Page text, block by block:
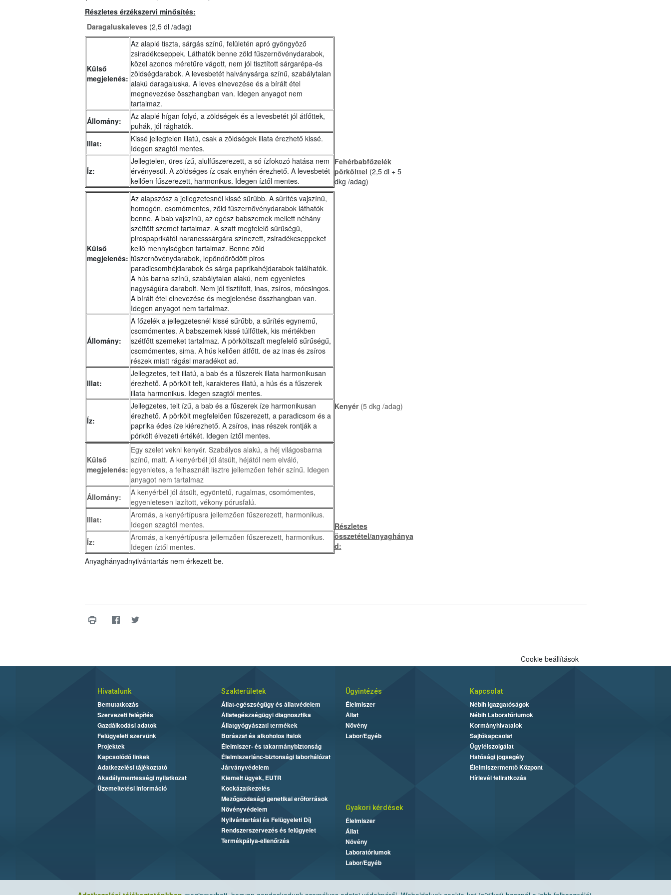
Részletes érzékszervi minősítés:
Daragaluskaleves (2,5 dl /adag)
Külső
megjelenés:
Az alaplé tiszta, sárgás színű, felületén apró gyöngyöző
zsiradékcseppek. Láthatók benne zöld fűszernövénydarabok,
közel azonos méretűre vágott, nem jól tisztított sárgarépa-és
zöldségdarabok. A levesbetét halványsárga színű, szabálytalan
alakú daragaluska. A leves elnevezése és a bírált étel
megnevezése összhangban van. Idegen anyagot nem
tartalmaz.
Állomány:
Az alaplé hígan folyó, a zöldségek és a levesbetét jól átfőttek,
puhák, jól rághatók.
Illat:
Kissé jellegtelen illatú, csak a zöldségek illata érezhető kissé.
Idegen szagtól mentes.
Íz:
Jellegtelen, üres ízű, alulfűszerezett, a só ízfokozó hatása nem
érvényesül. A zöldséges íz csak enyhén érezhető. A levesbetét
kellően fűszerezett, harmonikus. Idegen íztől mentes.
Fehérbabfőzelék
pörkölttel (2,5 dl + 5
dkg /adag)
Külső
megjelenés:
Az alapszósz a jellegzetesnél kissé sűrűbb. A sűrítés vajszínű,
homogén, csomómentes, zöld fűszernövénydarabok láthatók
benne. A bab vajszínű, az egész babszemek mellett néhány
szétfőtt szemet tartalmaz. A szaft megfelelő sűrűségű,
pirospaprikától narancsssárgára színezett, zsiradékcseppeket
kellő mennyiségben tartalmaz. Benne zöld
fűszernövénydarabok, lepöndörödött piros
paradicsomhéjdarabok és sárga paprikahéjdarabok találhatók.
A hús barna színű, szabálytalan alakú, nem egyenletes
nagyságúra darabolt. Nem jól tisztított, inas, zsíros, mócsingos.
A bírált étel elnevezése és megjelenése összhangban van.
Idegen anyagot nem tartalmaz.
Állomány:
A főzelék a jellegzetesnél kissé sűrűbb, a sűrítés egynemű,
csomómentes. A babszemek kissé túlfőttek, kis mértékben
szétfőtt szemeket tartalmaz. A pörköltszaft megfelelő sűrűségű,
csomómentes, sima. A hús kellően átfőtt. de az inas és zsíros
részek miatt rágási maradékot ad.
Illat:
Jellegzetes, telt illatú, a bab és a fűszerek illata harmonikusan
érezhető. A pörkölt telt, karakteres illatú, a hús és a fűszerek
illata harmonikus. Idegen szagtól mentes.
Íz:
Jellegzetes, telt ízű, a bab és a fűszerek íze harmonikusan
érezhető. A pörkölt megfelelően fűszerezett, a paradicsom és a
paprika édes íze kiérezhető. A zsíros, inas részek rontják a
pörkölt élvezeti értékét. Idegen íztől mentes.
Kenyér (5 dkg /adag)
Külső
megjelenés:
Egy szelet vekni kenyér. Szabályos alakú, a héj világosbarna
színű, matt. A kenyérbél jól átsült, héjától nem elváló,
egyenletes, a felhasznált lisztre jellemzően fehér színű. Idegen
anyagot nem tartalmaz
Állomány:
A kenyérbél jól átsült, egyöntetű, rugalmas, csomómentes,
egyenletesen lazított, vékony pórusfalú.
Illat:
Aromás, a kenyértípusra jellemzően fűszerezett, harmonikus.
Idegen szagtól mentes.
Íz:
Aromás, a kenyértípusra jellemzően fűszerezett, harmonikus.
Idegen íztől mentes.
Részletes
összetétel/anyaghánya
d:
Anyaghányadnyilvántartás nem érkezett be.
Cookie beállítások
Hivatalunk
Bemutatkozás
Szervezeti felépítés
Gazdálkodási adatok
Felügyeleti szervünk
Projektek
Kapcsolódó linkek
Adatkezelési tájékoztató
Akadálymentességi nyilatkozat
Üzemeltetési információ
Szakterületek
Állat-egészségügy és állatvédelem
Állategészségügyi diagnosztika
Állatgyógyászati termékek
Borászat és alkoholos italok
Élelmiszer- és takarmánybiztonság
Élelmiszerlánc-biztonsági laborhálózat
Járványvédelem
Kiemelt ügyek, EUTR
Kockázatkezelés
Mezőgazdasági genetikai erőforrások
Növényvédelem
Nyilvántartási és Felügyeleti Díj
Rendszerszervezés és felügyelet
Termékpálya-ellenőrzés
Ügyintézés
Élelmiszer
Állat
Növény
Labor/Egyéb
Kapcsolat
Nébih Igazgatóságok
Nébih Laboratóriumok
Kormányhivatalok
Sajtókapcsolat
Ügyfélszolgálat
Hatósági jogsegély
Élelmiszermentő Központ
Hírlevél feliratkozás
Gyakori kérdések
Élelmiszer
Állat
Növény
Laboratóriumok
Labor/Egyéb